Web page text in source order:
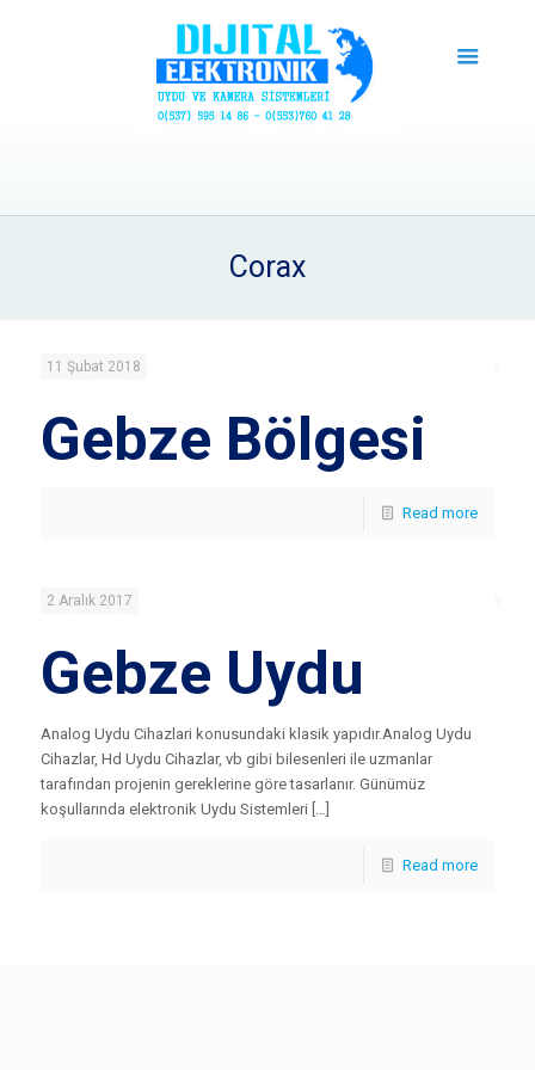
Corax
11 Şubat 2018
Gebze Bölgesi
Read more
2 Aralık 2017
Gebze Uydu
Analog Uydu Cihazlari konusundaki klasik yapıdır.Analog Uydu
Cihazlar, Hd Uydu Cihazlar, vb gibi bilesenleri ile uzmanlar
tarafından projenin gereklerine göre tasarlanır. Günümüz
koşullarında elektronik Uydu Sistemleri […]
Read more